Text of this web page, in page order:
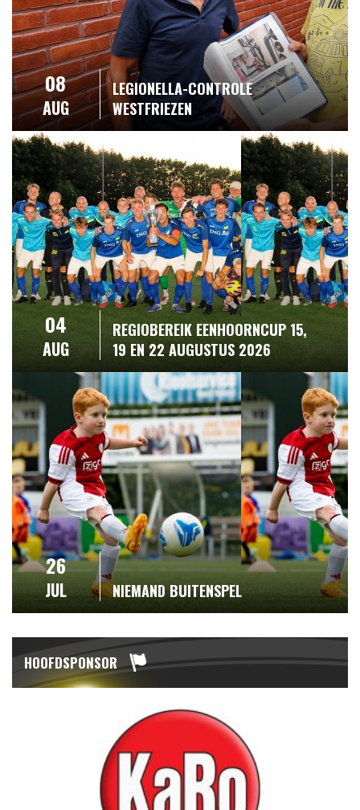
08
AUG
LEGIONELLA-CONTROLE
WESTFRIEZEN
04
AUG
REGIOBEREIK EENHOORNCUP 15,
19 EN 22 AUGUSTUS 2026
26
JUL NIEMAND BUITENSPEL
HOOFDSPONSOR